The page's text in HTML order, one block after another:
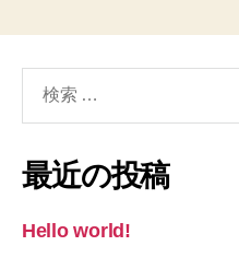
象:
最近の投稿
Hello world!